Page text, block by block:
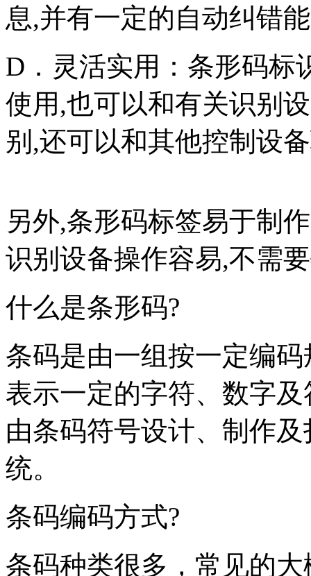
息,并有一定的自动纠
D．灵活实用：条形码标
使用,也可以和有关识别
别,还可以和其他控制
另外,条形码标签易于制
识别设备操作容易,不需
什么是条形码?
条码是由一组按一定编
表示一定的字符、数字
由条码符号设计、制作
统。
条码编码方式?
条码种类很多，常见的